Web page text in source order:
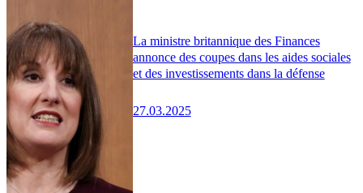
La ministre britannique des Finances
annonce des coupes dans les aides sociales
et des investissements dans la défense
27.03.2025